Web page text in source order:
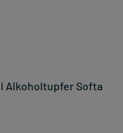
Alkoholtupfer Softa